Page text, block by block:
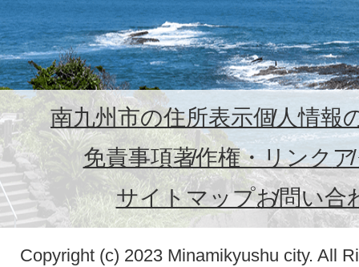
南九州市の住所表示個人情報
免責事項著作権・リンク
サイトマップお問い合
Copyright (c) 2023 Minamikyushu city. All